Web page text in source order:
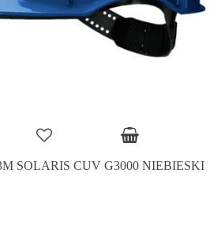
SOLARIS CUV G3000 NIEBIESKI